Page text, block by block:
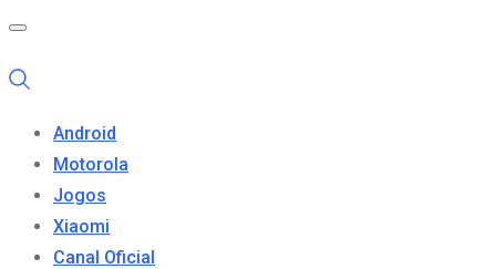
Android
Motorola
Jogos
Xiaomi
Canal Oficial